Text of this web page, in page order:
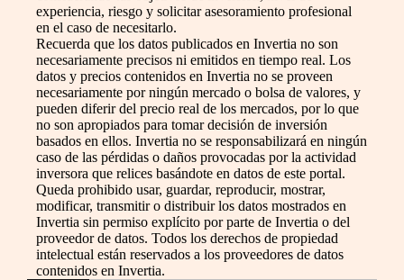
experiencia, riesgo y solicitar asesoramiento profesional
en el caso de necesitarlo.
Recuerda que los datos publicados en Invertia no son
necesariamente precisos ni emitidos en tiempo real. Los
datos y precios contenidos en Invertia no se proveen
necesariamente por ningún mercado o bolsa de valores, y
pueden diferir del precio real de los mercados, por lo que
no son apropiados para tomar decisión de inversión
basados en ellos. Invertia no se responsabilizará en ningún
caso de las pérdidas o daños provocadas por la actividad
inversora que relices basándote en datos de este portal.
Queda prohibido usar, guardar, reproducir, mostrar,
modificar, transmitir o distribuir los datos mostrados en
Invertia sin permiso explícito por parte de Invertia o del
proveedor de datos. Todos los derechos de propiedad
intelectual están reservados a los proveedores de datos
contenidos en Invertia.